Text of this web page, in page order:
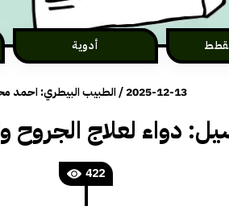
أدوية
2025-12-13
/الطبيب البيطري: احمد
دواء لعلاج الجروح
422